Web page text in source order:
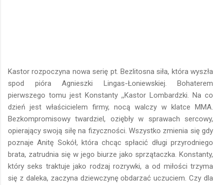
Kastor rozpoczyna nowa serię pt. Bezlitosna siła, która wyszła
spod pióra Agnieszki Lingas-Łoniewskiej. Bohaterem
pierwszego tomu jest Konstanty ,,Kastor Lombardzki. Na co
dzień jest właścicielem firmy, nocą walczy w klatce MMA.
Bezkompromisowy twardziel, oziębły w sprawach sercowy,
opierający swoją siłę na fizyczności. Wszystko zmienia się gdy
poznaje Anitę Sokół, która chcąc spłacić długi przyrodniego
brata, zatrudnia się w jego biurze jako sprzątaczka. Konstanty,
który seks traktuje jako rodzaj rozrywki, a od miłości trzyma
się z daleka, zaczyna dziewczynę obdarzać uczuciem. Czy dla